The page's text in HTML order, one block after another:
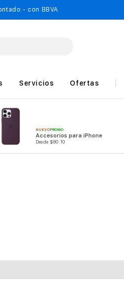
- con BBVA
Servicios Ofertas
NUEVOPROMO
Accesorios para iPhone
Desde $80.10